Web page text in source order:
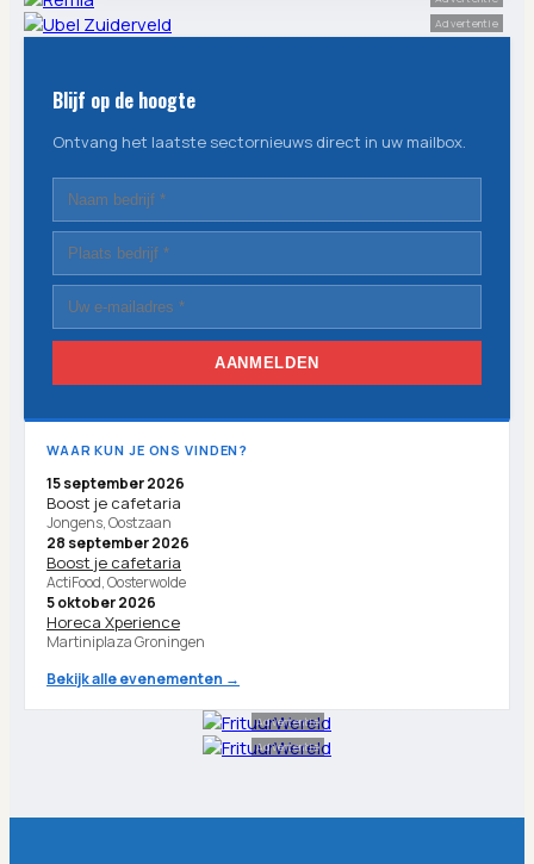
Advertentie
Blijf op de hoogte
Ontvang het laatste sectornieuws direct in uw mailbox.
AANMELDEN
WAAR KUN JE ONS VINDEN?
15 september 2026
Boost je cafetaria
Jongens, Oostzaan
28 september 2026
Boost je cafetaria
ActiFood, Oosterwolde
5 oktober 2026
Horeca Xperience
Martiniplaza Groningen
Bekijk alle evenementen →
Advertentie
Advertentie